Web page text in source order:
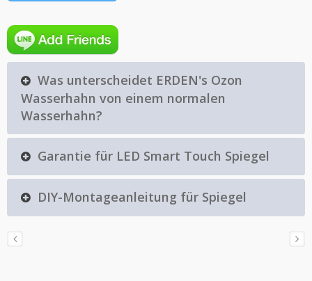
Was unterscheidet ERDEN's Ozon
Wasserhahn von einem normalen
Wasserhahn?
Garantie für LED Smart Touch Spiegel
DIY-Montageanleitung für Spiegel